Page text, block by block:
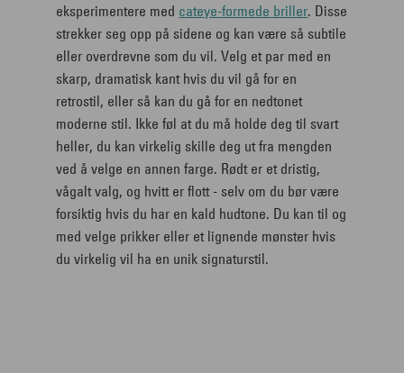
eksperimentere med cateye-formede briller. Disse
strekker seg opp på sidene og kan være så subtile
eller overdrevne som du vil. Velg et par med en
skarp, dramatisk kant hvis du vil gå for en
retrostil, eller så kan du gå for en nedtonet
moderne stil. Ikke føl at du må holde deg til svart
heller, du kan virkelig skille deg ut fra mengden
ved å velge en annen farge. Rødt er et dristig,
vågalt valg, og hvitt er flott - selv om du bør være
forsiktig hvis du har en kald hudtone. Du kan til og
med velge prikker eller et lignende mønster hvis
du virkelig vil ha en unik signaturstil.